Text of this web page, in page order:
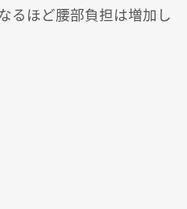
るほど腰部負担は増加し